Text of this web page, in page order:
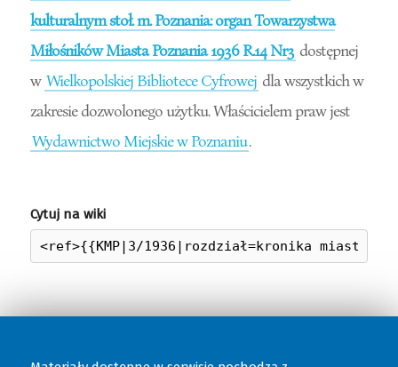
kulturalnym stoł. m. Poznania: organ Towarzystwa
Miłośników Miasta Poznania 1936 R.14 Nr3 dostępnej
w Wielkopolskiej Bibliotece Cyfrowej dla wszystkich w
zakresie dozwolonego użytku. Właścicielem praw jest
Wydawnictwo Miejskie w Poznaniu.
Cytuj na wiki